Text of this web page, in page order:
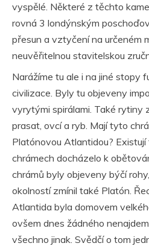
vyspělé. Některé z těchto
rovná 3 londýnským
přesun a vztyčení na určeném
neuvěřitelnou stavitelskou
Narážíme tu ale i na jiné stopy
civilizace. Byly tu objeveny
vyrytými spirálami. Také rytiny
prasat, ovcí a ryb. Mají tyto
Platónovou Atlantidou?
chrámech docházelo k
chrámů byly objeveny býčí
okolností zmínil také Platón.
Atlantida byla domovem
ovšem dnes žádného
všechno jinak. Svědčí o tom